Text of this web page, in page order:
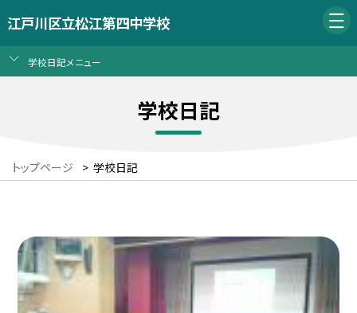
江戸川区立松江第四中学校
学校日記メニュー
学校日記
トップページ > 学校日記